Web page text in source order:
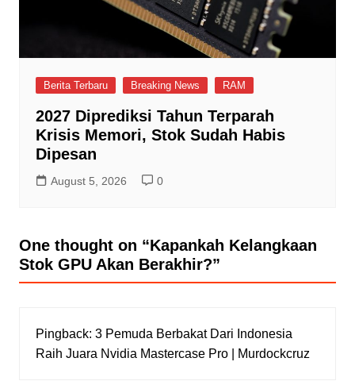
Berita Terbaru Breaking News RAM
2027 Diprediksi Tahun Terparah
Krisis Memori, Stok Sudah Habis
Dipesan
August 5, 2026 0
One thought on “Kapankah Kelangkaan
Stok GPU Akan Berakhir?”
Pingback: 3 Pemuda Berbakat Dari Indonesia
Raih Juara Nvidia Mastercase Pro | Murdockcruz